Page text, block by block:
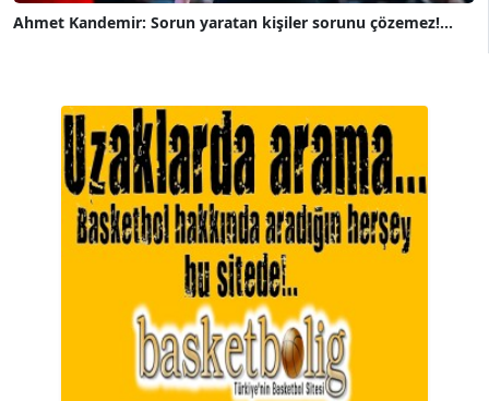
Ahmet Kandemir: Sorun yaratan kişiler sorunu çözemez!...
A. BAHRİ VRESKALA
Köşe Yazarı